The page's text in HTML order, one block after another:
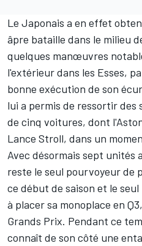
Le Japonais a en effet
âpre bataille dans le milieu
quelques manœuvres
l'extérieur dans les Esses,
bonne exécution de son
lui a permis de ressortir
de cinq voitures, dont
Lance Stroll, dans un
Avec désormais sept unités
reste le seul pourvoyeur de
ce début de saison et le
à placer sa monoplace en
Grands Prix. Pendant ce
connaît de son côté une